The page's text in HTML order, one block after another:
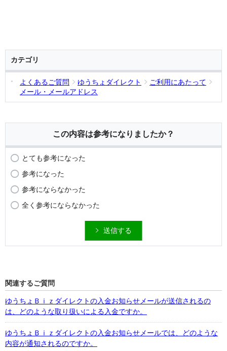
カテゴリ
よくあるご質問 ゆうちょダイレクト
ご利用にあたって
メール・メールアドレス
この内容は参考になりましたか？
とても参考になった
参考になった
参考にならなかった
全く参考にならなかった
送信する
関連するご質問
ゆうちょＢｉｚダイレクトの入金お知らせメールが送信されるの
は、どのような取り扱いによる入金ですか。
ゆうちょＢｉｚダイレクトの入金お知らせメールでは、どのような
内容が通知されるのですか。